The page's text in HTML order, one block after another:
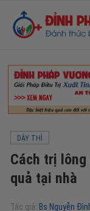
DẬY THÌ
Cách trị
quả tại nhà
Tác giả: Bs Nguyễn